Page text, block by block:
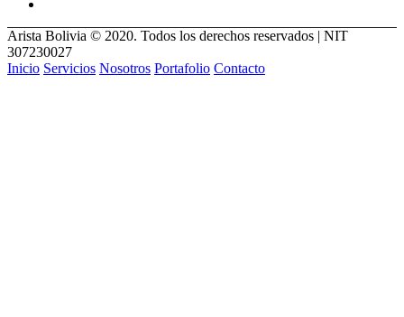
Arista Bolivia © 2020. Todos los derechos reservados | NIT
307230027
Inicio Servicios Nosotros Portafolio Contacto